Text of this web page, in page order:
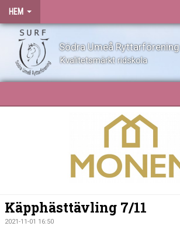
HEM
Södra Umeå Ryttarförening
Kvalitetsmärkt ridskola
ANLÄGGNING
Käpphästtävling 7/11
2021-11-01 16:50